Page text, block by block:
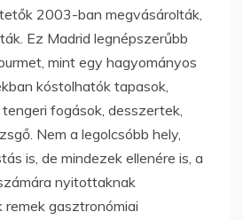
2003-ban megvásárolták,
Ez Madrid legnépszerűbb
mint egy hagyományos
kóstolhatók tapasok,
fogások, desszertek,
Nem a legolcsóbb hely,
is, de mindezek ellenére is, a
nyitottaknak
gasztronómiai